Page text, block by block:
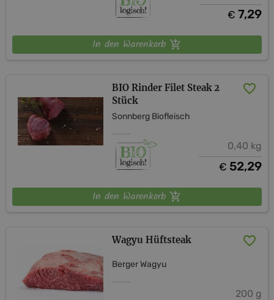
€ 7,29
In den Warenkorb
BIO Rinder Filet Steak 2
Stück
Sonnberg Biofleisch
0,40 kg
€ 52,29
In den Warenkorb
Wagyu Hüftsteak
Berger Wagyu
200 g